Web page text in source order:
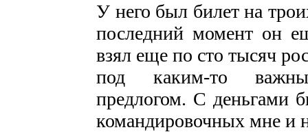
У него был билет на
последний момент он
взял еще по сто тысяч
под каким-то
предлогом. С деньгами
командировочных мне и